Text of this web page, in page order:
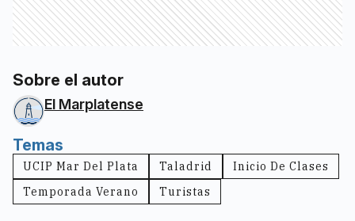
Sobre el autor
El Marplatense
Temas
UCIP Mar Del Plata Taladrid
Inicio De Clases
Temporada Verano
Turistas